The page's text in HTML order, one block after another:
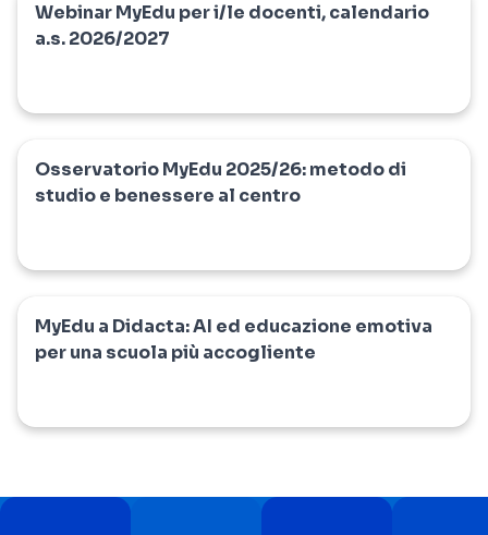
myedu
Webinar MyEdu per i/le docenti, calendario
a.s. 2026/2027
myedu
Osservatorio MyEdu 2025/26: metodo di
studio e benessere al centro
myedu
MyEdu a Didacta: AI ed educazione emotiva
per una scuola più accogliente